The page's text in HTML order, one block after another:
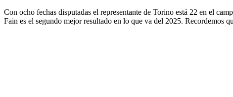
Con ocho fechas disputadas el representante de Torino está 22 en el
Fain es el segundo mejor resultado en lo que va del 2025. Recordemos